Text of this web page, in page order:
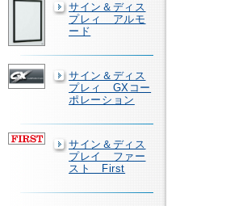
サイン＆ディス
プレィ アルモ
ード
サイン＆ディス
プレィ GXコー
ポレーション
サイン＆ディス
プレイ ファー
スト First